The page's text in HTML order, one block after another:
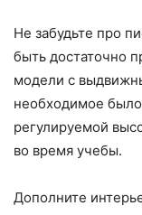
Не забудьте про
быть достаточно
модели с
необходимое
регулируемой
во время учебы.
Дополните